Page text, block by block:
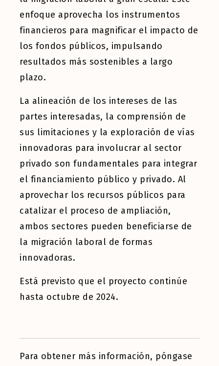
enfoque aprovecha los instrumentos
financieros para magnificar el impacto de
los fondos públicos, impulsando
resultados más sostenibles a largo
plazo.
La alineación de los intereses de las
partes interesadas, la comprensión de
sus limitaciones y la exploración de vías
innovadoras para involucrar al sector
privado son fundamentales para integrar
el financiamiento público y privado. Al
aprovechar los recursos públicos para
catalizar el proceso de ampliación,
ambos sectores pueden beneficiarse de
la migración laboral de formas
innovadoras.
Está previsto que el proyecto continúe
hasta octubre de 2024.
Para obtener más información, póngase